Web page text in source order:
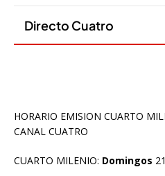
HORARIO EMISION CUARTO
CANAL CUATRO
CUARTO MILENIO: Domingos